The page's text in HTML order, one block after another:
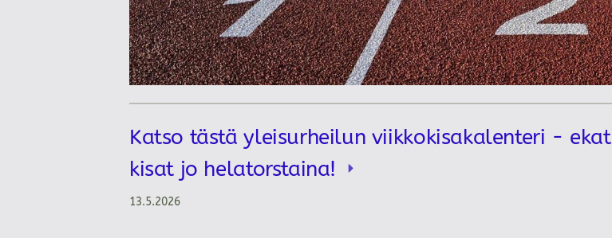
Katso tästä yleisurheilun viikkokisakalenteri - ekat
kisat jo helatorstaina!
13.5.2026